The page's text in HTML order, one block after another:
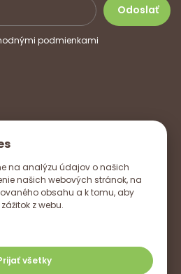
na analýzu údajov o našich
našich webových stránok, na
obsahu a k tomu, aby
z webu.
všetky
podmienkami
572 350,info@vitanella.sk